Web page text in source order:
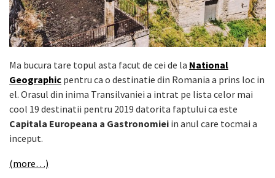
Ma bucura tare topul asta facut de cei de la National
Geographic pentru ca o destinatie din Romania a prins loc in
el. Orasul din inima Transilvaniei a intrat pe lista celor mai
cool 19 destinatii pentru 2019 datorita faptului ca este
Capitala Europeana a Gastronomiei in anul care tocmai a
inceput.
(more…)